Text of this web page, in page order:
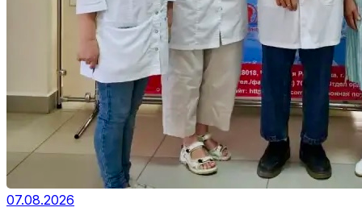
07.08.2026